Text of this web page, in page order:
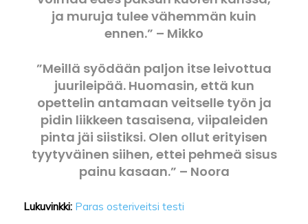
ja muruja tulee vähemmän kuin
ennen.” – Mikko
”Meillä syödään paljon itse leivottua
juurileipää. Huomasin, että kun
opettelin antamaan veitselle työn ja
pidin liikkeen tasaisena, viipaleiden
pinta jäi siistiksi. Olen ollut erityisen
tyytyväinen siihen, ettei pehmeä sisus
painu kasaan.” – Noora
Lukuvinkki: Paras osteriveitsi testi